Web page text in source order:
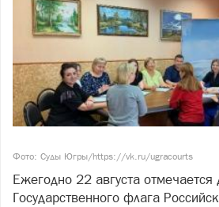
Фото: Суды Югры/https://vk.ru/ugracourts
Ежегодно 22 августа отмечается
Государственного флага